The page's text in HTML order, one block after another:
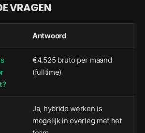
VRAGEN
Antwoord
€4.525 bruto per maand
(fulltime)
Ja, hybride werken is
mogelijk in overleg met het